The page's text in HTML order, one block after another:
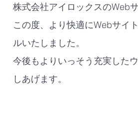
株式会社アイロックスのWeb
この度、より快適にWebサイ
ルいたしました。
今後もよりいっそう充実した
しあげます。